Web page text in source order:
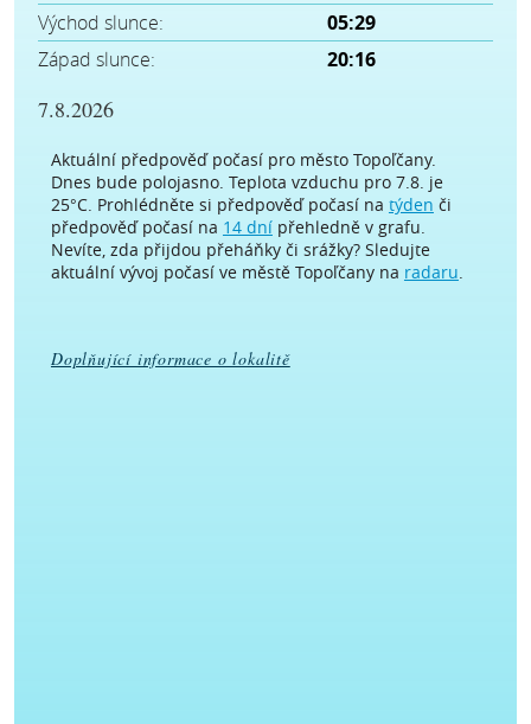
Východ slunce:
05:29
Západ slunce:
20:16
7.8.2026
Aktuální předpověď počasí pro město Topoľčany.
Dnes bude polojasno. Teplota vzduchu pro 7.8. je
25°C. Prohlédněte si předpověď počasí na týden či
předpověď počasí na 14 dnípřehledně v grafu.
Nevíte, zda přijdou přeháňky či srážky? Sledujte
aktuální vývoj počasí ve městě Topoľčany na radaru.
Doplňující informace o lokalitě